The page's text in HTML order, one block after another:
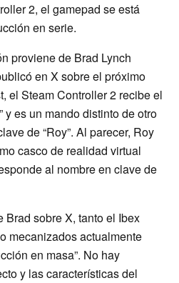
2, el gamepad se está
en serie.
proviene de Brad Lynch
en X sobre el próximo
el Steam Controller 2 recibe el
y es un mando distinto de otro
de Roy . Al parecer, Roy
casco de realidad virtual
al nombre en clave de
Brad sobre X, tanto el Ibex
mecanizados actualmente
en masa . No hay
y las características del